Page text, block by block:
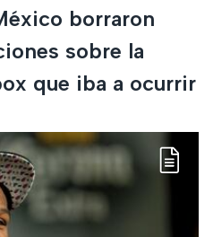
borraron
sobre la
que iba a ocurrir